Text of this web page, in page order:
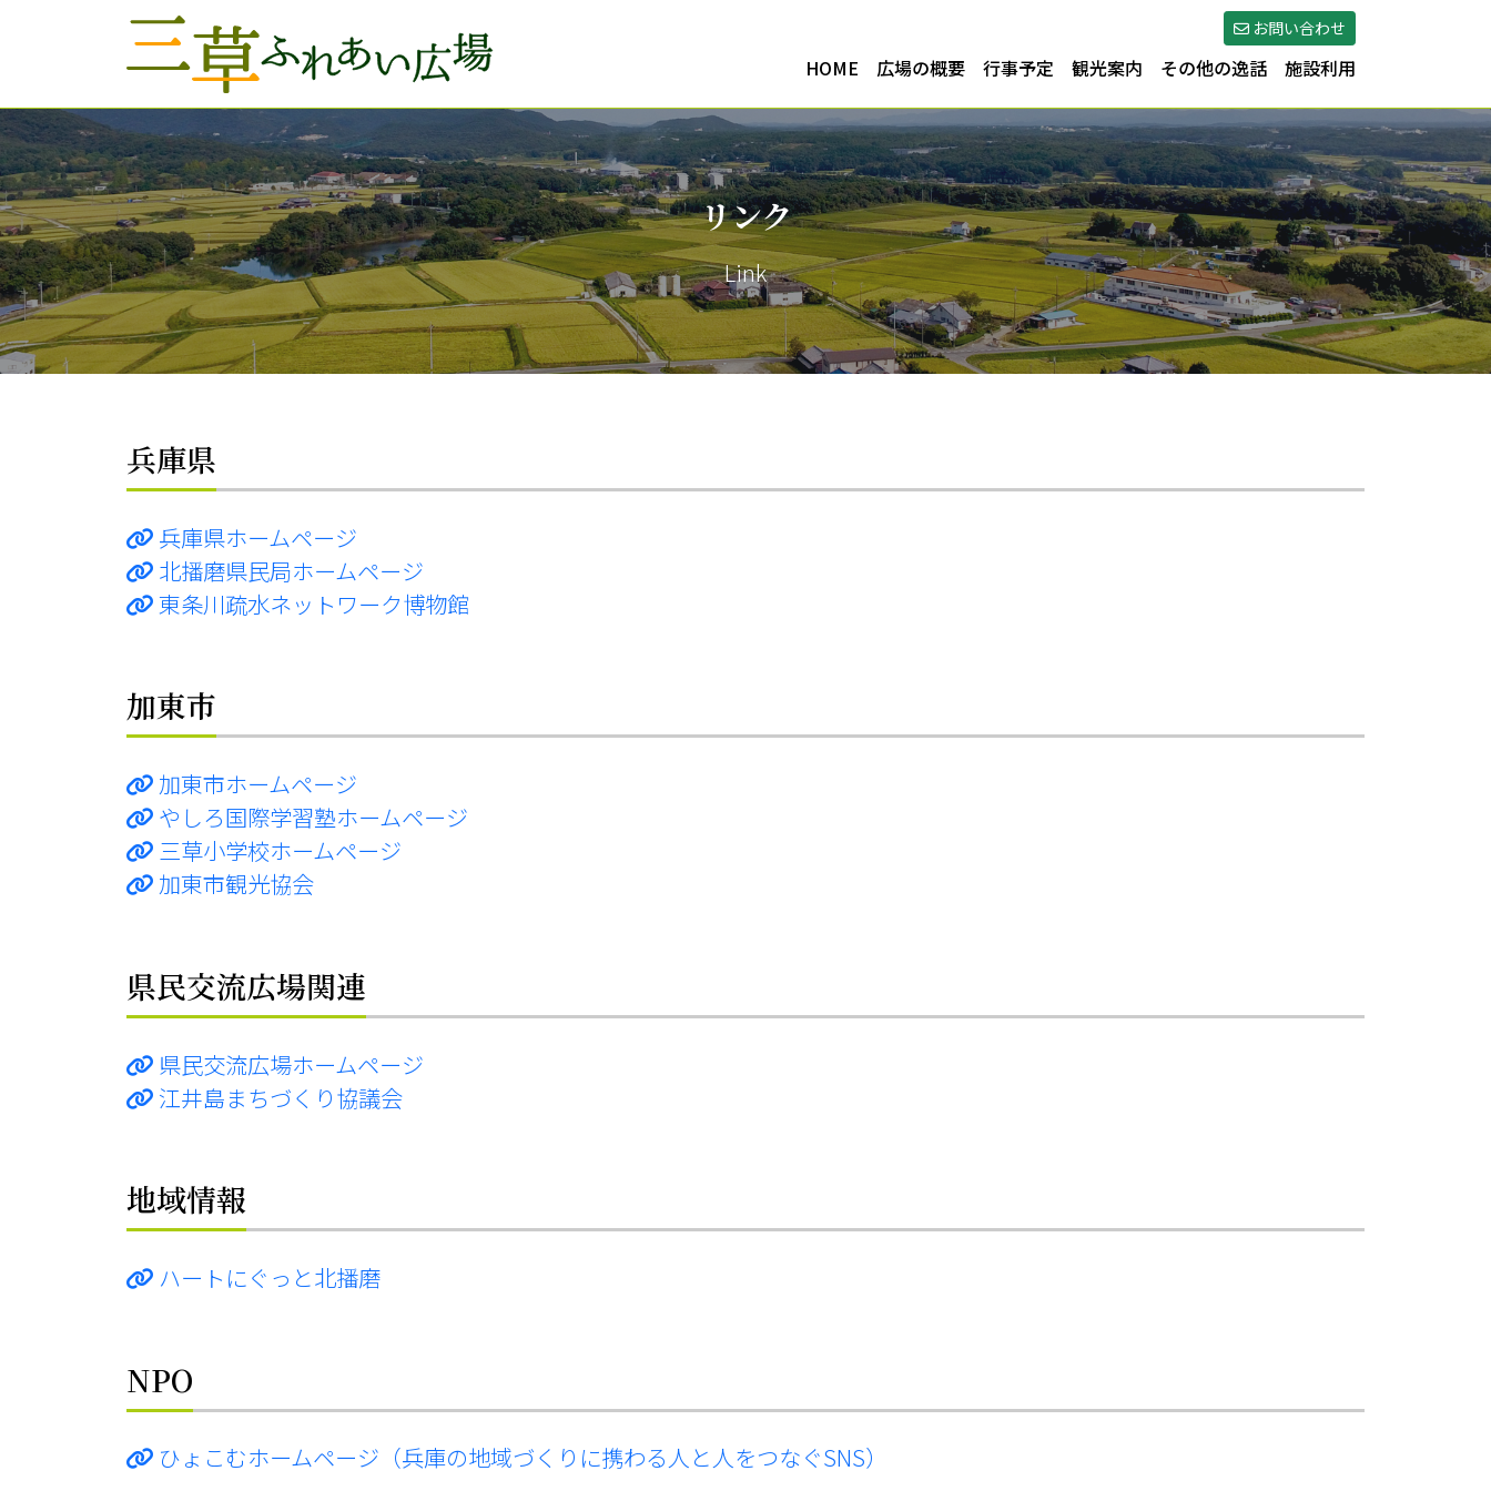
Skip to main content お問い合わせ
HOME 広場の概要 行事予定 観光案内 その他の逸話 施設利用
リンク
Link
兵庫県
兵庫県ホームページ
北播磨県民局ホームページ
東条川疏水ネットワーク博物館
加東市
加東市ホームページ
やしろ国際学習塾ホームページ
三草小学校ホームページ
加東市観光協会
県民交流広場関連
県民交流広場ホームページ
江井島まちづくり協議会
地域情報
ハートにぐっと北播磨
NPO
ひょこむホームページ（兵庫の地域づくりに携わる人と人をつなぐSNS）